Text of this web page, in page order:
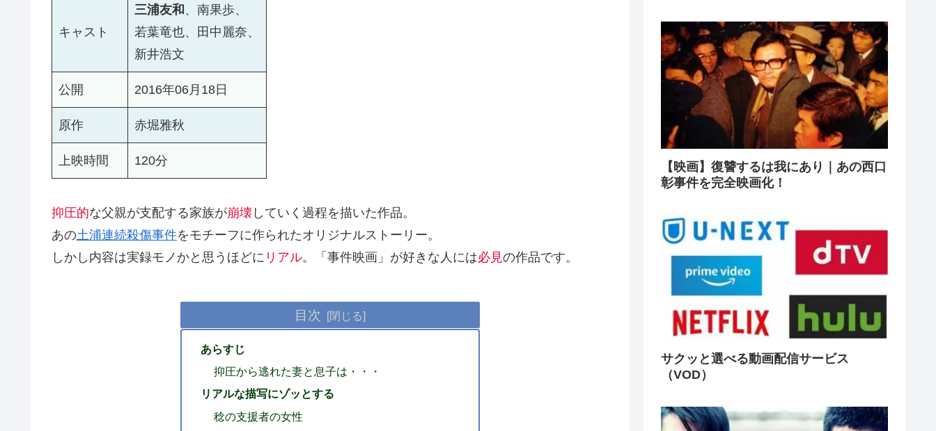
キャスト
三浦友和 、南果歩、
若葉竜也、田中麗奈、
新井浩文
公開 2016年06月18日
原作 赤堀雅秋
上映時間 120分
抑圧的な父親が支配する家族が崩壊 していく過程を描いた作品。
あの土浦連続殺傷事件をモチーフに作られたオリジナルストーリー。
しかし内容は実録モノかと思うほどに リアル。「事件映画」が好きな人には必見の作品です。
目次
あらすじ
抑圧から逃れた妻と息子は・・・
リアルな描写にゾッとする
稔の支援者の女性
【映画】復讐するは我にあり｜あの西口
彰事件を完全映画化！
サクッと選べる動画配信サービス
（VOD）